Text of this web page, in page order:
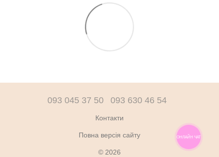
093 045 37 50 093 630 46 54
Контакти
Повна версія сайту
© 2026
ОНЛАЙН ЧАТ